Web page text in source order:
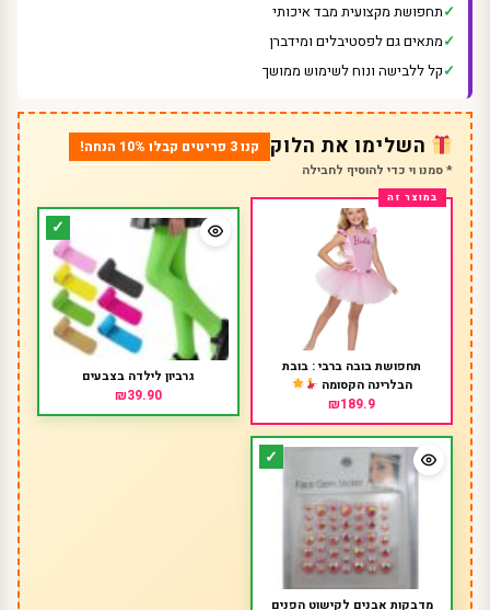
תחפושת מקצועית מבד איכותי
מתאים גם לפסטיבלים ומידברן
קל ללבישה ונוח לשימוש ממושך
השלימו את הלוק קנו 3 פריטים קבלו 10% הנחה!
* סמנו וי כדי להוסיף לחבילה
תחפושת בובה ברבי : בובת
הבלרינה הקסומה
₪189.9
גרביון לילדה בצבעים
₪39.90
מדבקות אבנים לקישוט הפנים